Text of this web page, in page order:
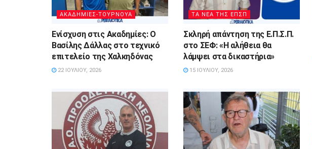
ΑΚΑΔΗΜΙΕΣ-ΤΟΥΡΝΟΥΑ
Ενίσχυση στις Ακαδημίες: Ο
Βασίλης Δάλλας στο τεχνικό
επιτελείο της Χαλκηδόνας
22 ΙΟΥΛΊΟΥ, 2026
ΤΑ ΝΕΑ ΤΗΣ ΕΠΣΠ
Σκληρή απάντηση της Ε.Π.Σ.Π.
στο ΣΕΦ: «Η αλήθεια θα
λάμψει στα δικαστήρια»
15 ΙΟΥΛΊΟΥ, 2026